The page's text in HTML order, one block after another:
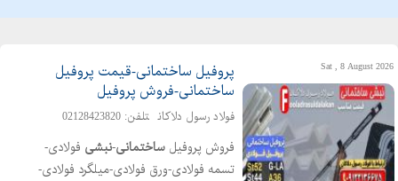
Sat , 8 August 2026
پروفیل ساختمانی-قیمت پروفیل
ساختمانی-فروش پروفیل
فولاد رسول دلاکان تلفن: 02128423820
فروش پروفیلساختمانی-نبشی فولادی-
تسمه فولادی-ورق فولادی-میلگرد فولادی-